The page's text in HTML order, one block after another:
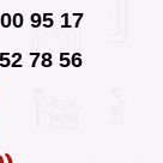
95 17
78 56